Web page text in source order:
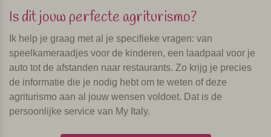
Is dit jouw perfecte agriturismo?
Ik help je graag met al je specifieke vragen: van
speelkameraadjes voor de kinderen, een laadpaal voor je
auto tot de afstanden naar restaurants. Zo krijg je precies
de informatie die je nodig hebt om te weten of deze
agriturismo aan al jouw wensen voldoet. Dat is de
persoonlijke service van My Italy.